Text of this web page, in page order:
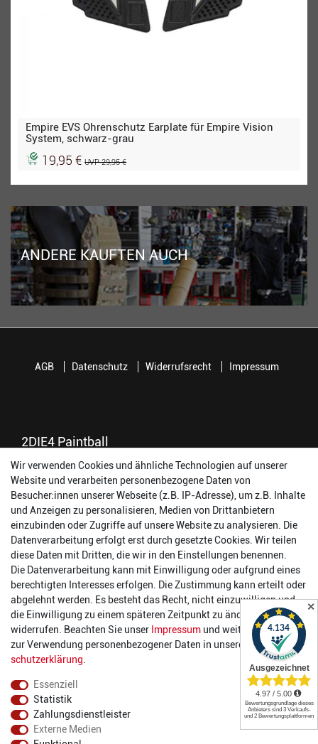
Empire EVS Ohrenschutz Earplate für Empire Vision
System, schwarz-grau
19,95 €UVP 29,95 €
ANDERE KAUFTEN AUCH
2DIE4 Paintball
56457 Westerburg
Reinhold-Ferger-Straße 26
order@2die4-sports.com
0 26 63/ 9 68 69 37
Öffnungszeiten
Montag:
14:00 - 17:00 Uhr
Dienstag:
14:00 - 17:00 Uhr
Mittwoch:
14:00 - 17:00 Uhr
Donnerstag:
14:00 - 17:00 Uhr
Freitag:
14:00 - 19:00 Uhr
Samstag:
10:00 - 17:00 Uhr
AGB Datenschutz Widerrufsrecht Impressum
Wir verwenden Cookies und ähnliche Technologien auf unserer
Website und verarbeiten personenbezogene Daten von
Besucher:innen unserer Webseite (z.B. IP-Adresse), um z.B. Inhalte
und Anzeigen zu personalisieren, Medien von Drittanbietern
einzubinden oder Zugriffe auf unsere Website zu analysieren. Die
Datenverarbeitung erfolgt erst durch gesetzte Cookies. Wir teilen
diese Daten mit Dritten, die wir in den Einstellungen benennen.
Die Datenverarbeitung kann mit Einwilligung oder aufgrund eines
berechtigten Interesses erfolgen. Die Zustimmung kann erteilt oder
abgelehnt werden. Es besteht das Recht, nicht einzuwilligen und
die Einwilligung zu einem späteren Zeitpunkt zu ändern oder zu
widerrufen. Beachten Sie unser Impressum und weitere Hinweise
zur Verwendung personenbezogener Daten in unserer
Daten­
schutz­erklärung
Essenziell
Statistik
Zahlungsdienstleister
Externe Medien
✕